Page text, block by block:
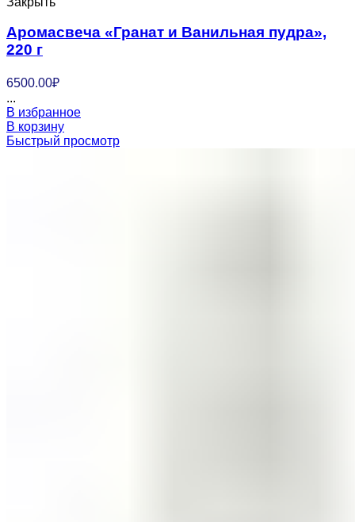
Аромасвеча «Гранат и Ванильная пудра»,
220 г
6500.00₽
...
В избранное
В корзину
Быстрый просмотр